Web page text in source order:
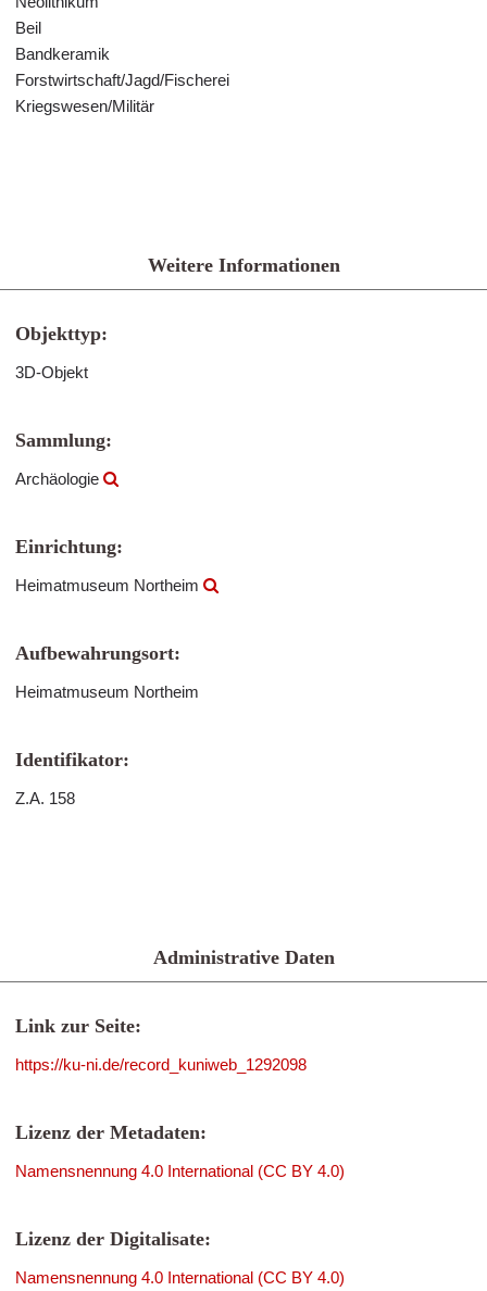
Beil
Bandkeramik
Forstwirtschaft/Jagd/Fischerei
Kriegswesen/Militär
Weitere Informationen
Objekttyp:
3D-Objekt
Sammlung:
Archäologie
Einrichtung:
Heimatmuseum Northeim
Aufbewahrungsort:
Heimatmuseum Northeim
Identifikator:
Z.A. 158
Administrative Daten
Link zur Seite:
https://ku-ni.de/record_kuniweb_1292098
Lizenz der Metadaten:
Namensnennung 4.0 International (CC BY 4.0)
Lizenz der Digitalisate:
Namensnennung 4.0 International (CC BY 4.0)